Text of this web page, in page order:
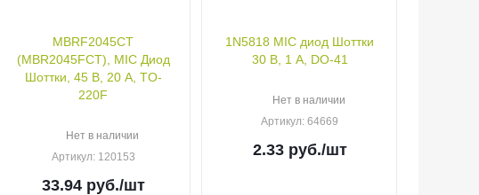
MBRF2045CT
(MBR2045FCT), MIC Диод
Шоттки, 45 В, 20 А, TO-
220F
Нет в наличии
Артикул: 120153
33.94руб./шт
1N5818 MIC диод Шоттки
30 В, 1 А, DO-41
Нет в наличии
Артикул: 64669
2.33руб./шт